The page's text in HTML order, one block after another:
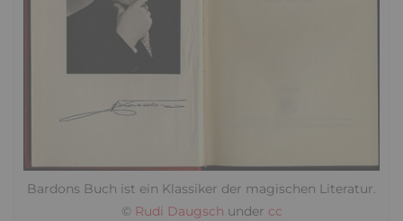
Bardons Buch ist ein Klassiker der magischen Literatur.
© Rudi Daugsch under cc